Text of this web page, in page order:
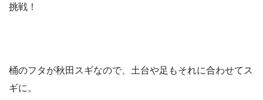
挑戦！
桶のフタが秋田スギなので、土台や足もそれに合わせてス
ギに。